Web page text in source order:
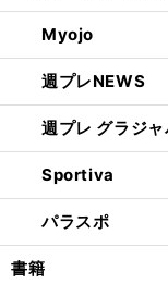
Myojo
週プレNEWS
週プレ グラジャ
Sportiva
パラスポ
書籍